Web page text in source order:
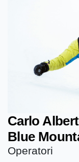
Carlo
Blue
Operatori